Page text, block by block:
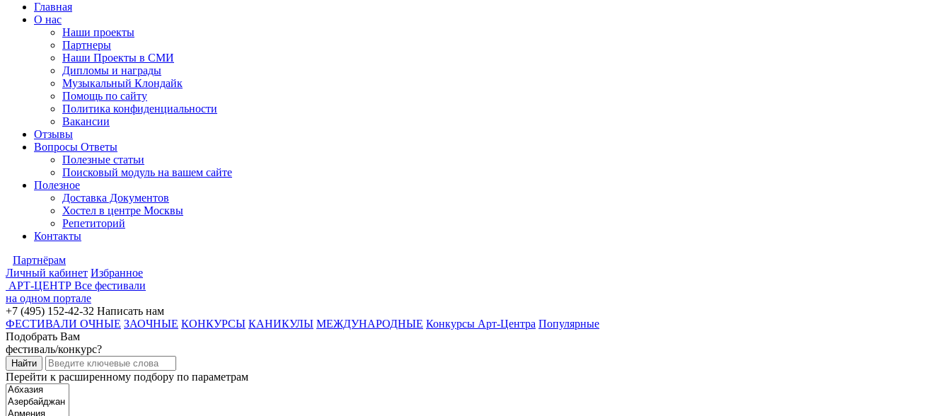
Главная
О нас
Наши проекты
Партнеры
Наши Проекты в СМИ
Дипломы и награды
Музыкальный Клондайк
Помощь по сайту
Политика конфиденциальности
Вакансии
Отзывы
Вопросы Ответы
Полезные статьи
Поисковый модуль на вашем сайте
Полезное
Доставка Документов
Хостел в центре Москвы
Репетиторий
Контакты
Партнёрам
Личный кабинет Избранное
АРТ-ЦЕНТР Все фестивали
на одном портале
+7 (495) 152-42-32 Написать нам
ФЕСТИВАЛИ ОЧНЫЕ ЗАОЧНЫЕ КОНКУРСЫ КАНИКУЛЫ МЕЖДУНАРОДНЫЕ Конкурсы Арт-Центра Популярные
Подобрать Вам
фестиваль/конкурс?
Перейти к расширенному подбору по параметрам